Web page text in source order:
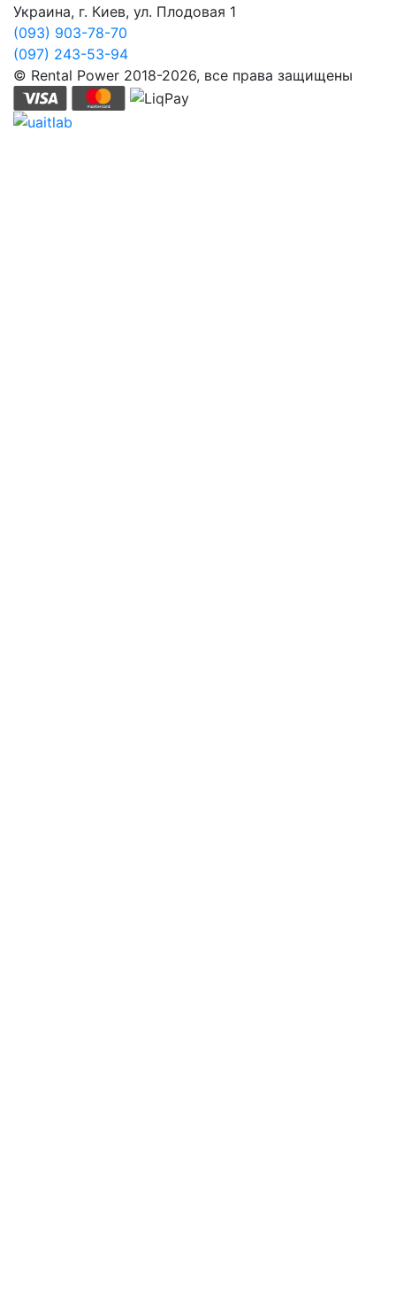
Украина, г. Киев, ул. Плодовая 1
(093) 903-78-70
(097) 243-53-94
© Rental Power 2018-2026, все права защищены